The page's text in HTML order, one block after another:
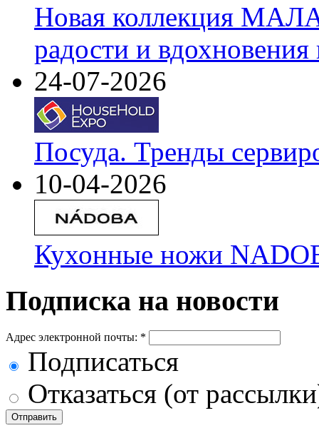
Новая коллекция
радости и
24-07-2026
Посуда. Тренды
10-04-2026
Кухонные ножи
Подписка на новости
Адрес электронной почты: *
Подписаться
Отказаться (от